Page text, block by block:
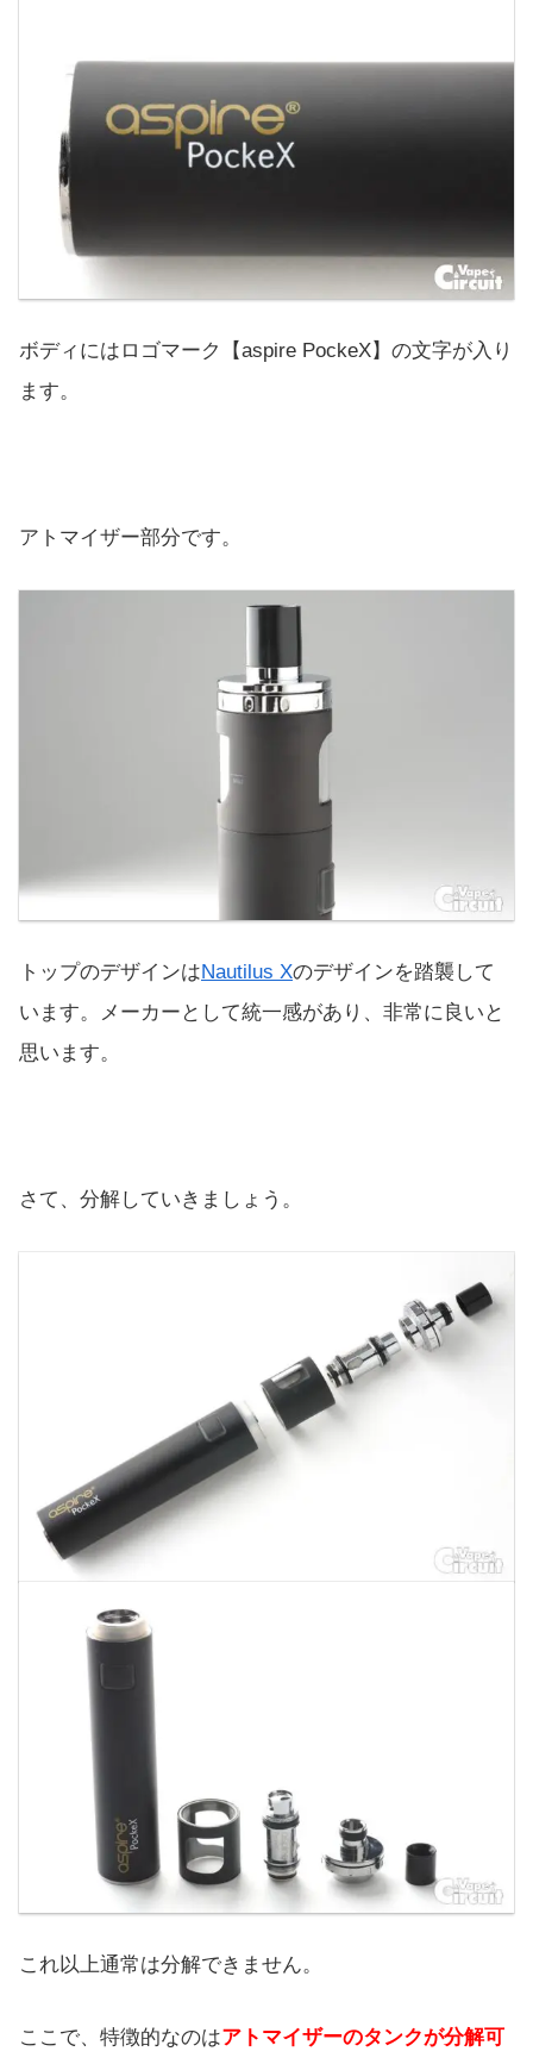
ボディにはロゴマーク【aspire PockeX】の文字が入り
ます。
アトマイザー部分です。
トップのデザインはNautilus Xのデザインを踏襲して
います。メーカーとして統一感があり、非常に良いと
思います。
さて、分解していきましょう。
これ以上通常は分解できません。
ここで、特徴的なのはアトマイザーのタンクが分解可